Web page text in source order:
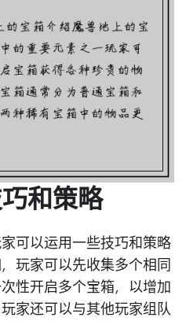
和策略
可以运用一些技巧和策略
玩家可以先收集多个相同
性开启多个宝箱，以增加
家还可以与其他玩家组队